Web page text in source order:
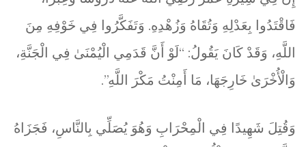
فَاقْتَدُوا بِعَدْلِهِ وَتُقَاهُ وَزُهْدِهِ. وَتَفَكَّرُوا فِي خَوْفِهِ مِنَ
اللَّهِ، وَقَدْ كَانَ يَقُولُ: “لَوْ أَنَّ قَدَمِي الْيُمْنَىٰ فِي الْجَنَّةِ،
وَالْأُخْرَىٰ خَارِجَهَا، مَا أَمِنْتُ مَكْرَ اللَّهِ”.
وَقُتِلَ شَهِيدًا فِي الْمِحْرَابِ وَهُوَ يُصَلِّي بِالنَّاسِ، فَجَزَاهُ